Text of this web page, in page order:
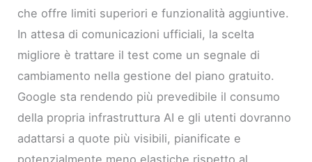
che offre limiti superiori e funzionalità aggiuntive.
In attesa di comunicazioni ufficiali, la scelta
migliore è trattare il test come un segnale di
cambiamento nella gestione del piano gratuito.
Google sta rendendo più prevedibile il consumo
della propria infrastruttura AI e gli utenti dovranno
adattarsi a quote più visibili, pianificate e
potenzialmente meno elastiche rispetto al